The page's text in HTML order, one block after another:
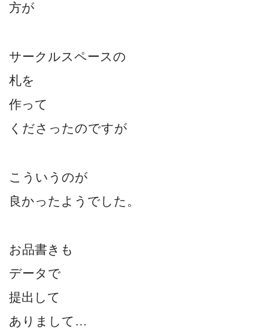
方が
サークルスペースの
札を
作って
くださったのですが
こういうのが
良かったようでした。
お品書きも
データで
提出して
ありまして…